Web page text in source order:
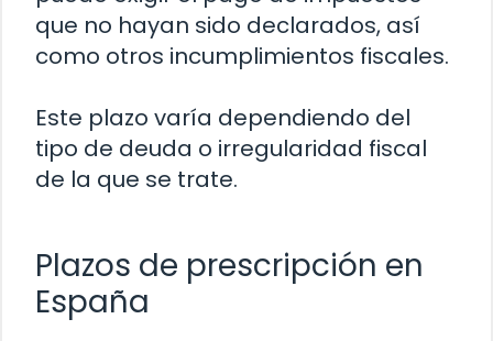
que no hayan sido declarados, así
como otros incumplimientos fiscales.
Este plazo varía dependiendo del
tipo de deuda o irregularidad fiscal
de la que se trate.
Plazos de prescripción en
España